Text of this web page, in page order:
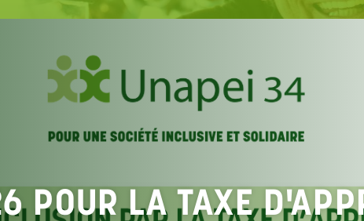
POUR LA TAXE